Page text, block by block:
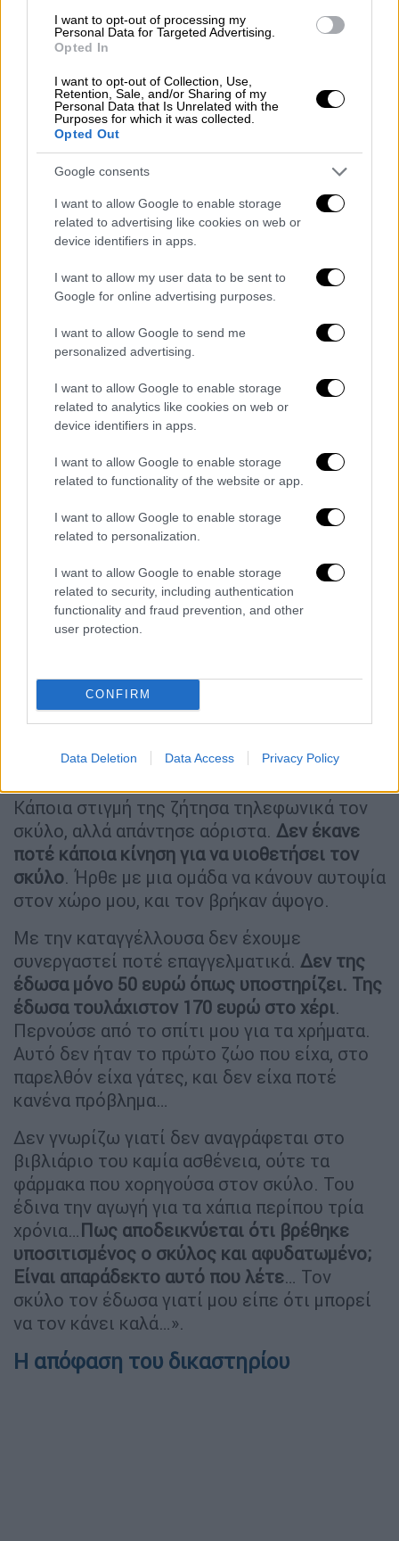
I want to opt-out of processing my
Personal Data for Targeted Advertising.
Opted In
I want to opt-out of Collection, Use,
Retention, Sale, and/or Sharing of my
Personal Data that Is Unrelated with the
Purposes for which it was collected.
Opted Out
Google consents
I want to allow Google to enable storage
related to advertising like cookies on web or
device identifiers in apps.
I want to allow my user data to be sent to
Google for online advertising purposes.
I want to allow Google to send me
personalized advertising.
I want to allow Google to enable storage
related to analytics like cookies on web or
device identifiers in apps.
I want to allow Google to enable storage
related to functionality of the website or app.
I want to allow Google to enable storage
related to personalization.
I want to allow Google to enable storage
related to security, including authentication
functionality and fraud prevention, and other
user protection.
CONFIRM
Data Deletion Data Access Privacy Policy
και ήρθε στο σπίτι. Είδε τον σκύλο, και με
ρώτησε αν θέλω να αναλάβει τον σκύλο
και να της καλύπτω τα έξοδα.Είχα να
επιλέξω ανάμεσα στην ευθανασία γιατί ήταν
στο τελικό στάδιο της ασθένειάς του και
στο να κάνω μια τελευταία προσπάθεια
ζώο ήταν άρρωστο όταν το είδε γιατί είχε
προχωρήσει η ασθένεια στο τελευταίο
στάδιο. Της είπα ότι δέχομαι να το
Στην περίοδο του Covid σαν πνευματικός
ήμουν απλήρωτος από το 2016 μέχρι το 2020
γιατί είχε πτωχεύσει και η εταιρεία που
πληρώνει τα πνευματικά έξοδα των
τραγουδιών…Η καταγγέλλουσα γνώριζε την
οικονομική μου κατάσταση και ότι το ζώο
ήταν σε μια αναστρέψιμη κατάσταση
. Δε
ξέρω γιατί δέχτηκε να το αναλάβει.
Μου έστειλε κάποια μηνύματα που ζήταγε τα
λεφτά, σε διάστημα λιγότερο του ενός μήνα.
Της είπα ότι θα της βάλω τα χρήματα μόλις
πληρωθώ.Σε αυτό το διάστημα μου έστελνε
αποδείξεις από γιατρούς και της ζητούσα να
κάνει λίγη υπομονή. Μου είπε ότι δεν την
χρήματα θα με καταγγείλει. Όταν μου
έστειλε το τελευταίο μήνυμα που έλεγε ότι
αν δε της δώσω τα λεφτά θα πληρώσω
πολλά περισσότερα, σταμάτησα να
επικοινωνώ μαζί της.
Κάποια στιγμή της ζήτησα τηλεφωνικά τον
σκύλο, αλλά απάντησε αόριστα. Δεν έκανε
ποτέ κάποια κίνηση για να υιοθετήσει τον
σκύλο. Ήρθε με μια ομάδα να κάνουν αυτοψία
στον χώρο μου, και τον βρήκαν άψογο.
Με την καταγγέλλουσα δεν έχουμε
συνεργαστεί ποτέ επαγγελματικά. Δεν της
έδωσα μόνο 50 ευρώ όπως υποστηρίζει. Της
έδωσα τουλάχιστον 170 ευρώ στο χέρι.
Περνούσε από το σπίτι μου για τα χρήματα.
Αυτό δεν ήταν το πρώτο ζώο που είχα, στο
παρελθόν είχα γάτες, και δεν είχα ποτέ
κανένα πρόβλημα…
Δεν γνωρίζω γιατί δεν αναγράφεται στο
βιβλιάριο του καμία ασθένεια, ούτε τα
φάρμακα που χορηγούσα στον σκύλο. Του
έδινα την αγωγή για τα χάπια περίπου τρία
χρόνια…Πως αποδεικνύεται ότι βρέθηκε
υποσιτισμένος ο σκύλος και αφυδατωμένο;
Είναι απαράδεκτο αυτό που λέτε… Τον
σκύλο τον έδωσα γιατί μου είπε ότι μπορεί
να τον κάνει καλά…».
Η απόφαση του δικαστηρίου